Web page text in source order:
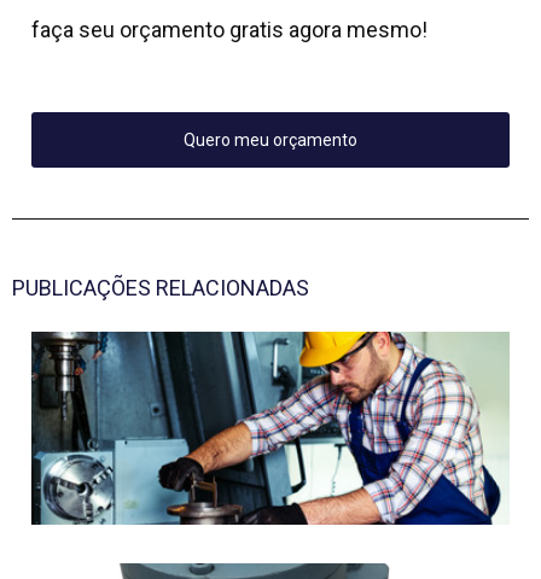
faça seu orçamento gratis agora mesmo!
Quero meu orçamento
PUBLICAÇÕES RELACIONADAS